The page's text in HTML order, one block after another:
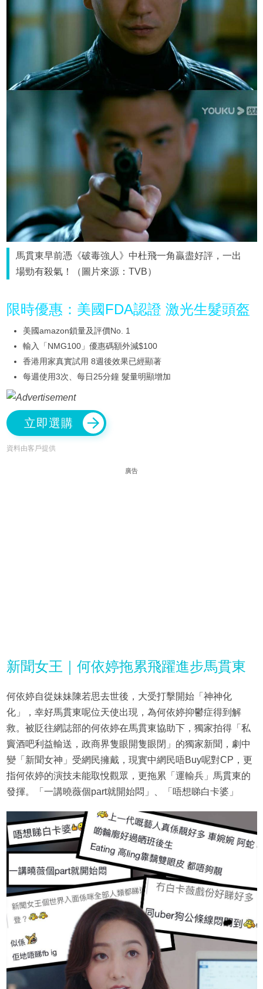
馬貫東早前憑《破毒強人》中杜飛一角贏盡好評，一出
場勁有殺氣！（圖片來源：TVB）
限時優惠：美國FDA認證 激光生髮頭盔
美國amazon鎖量及評價No. 1
輸入「NMG100」優惠碼額外減$100
香港用家真實試用 8週後效果已經顯著
每週使用3次、每日25分鐘 髮量明顯增加
立即選購
資料由客戶提供
廣告
新聞女王｜何依婷拖累飛躍進步馬貫東
何依婷自從妹妹陳若思去世後，大受打擊開始「神神化
化」，幸好馬貫東呢位天使出現，為何依婷抑鬱症得到解
救。被貶往網誌部的何依婷在馬貫東協助下，獨家拍得「私
竇酒吧利益輸送，政商界隻眼開隻眼閉」的獨家新聞，劇中
變「新聞女神」受網民擁戴，現實中網民唔Buy呢對CP，更
指何依婷的演技未能取悅觀眾，更拖累「運輸兵」馬貫東的
發揮。「一講曉薇個part就開始悶」、「唔想睇白卡婆」